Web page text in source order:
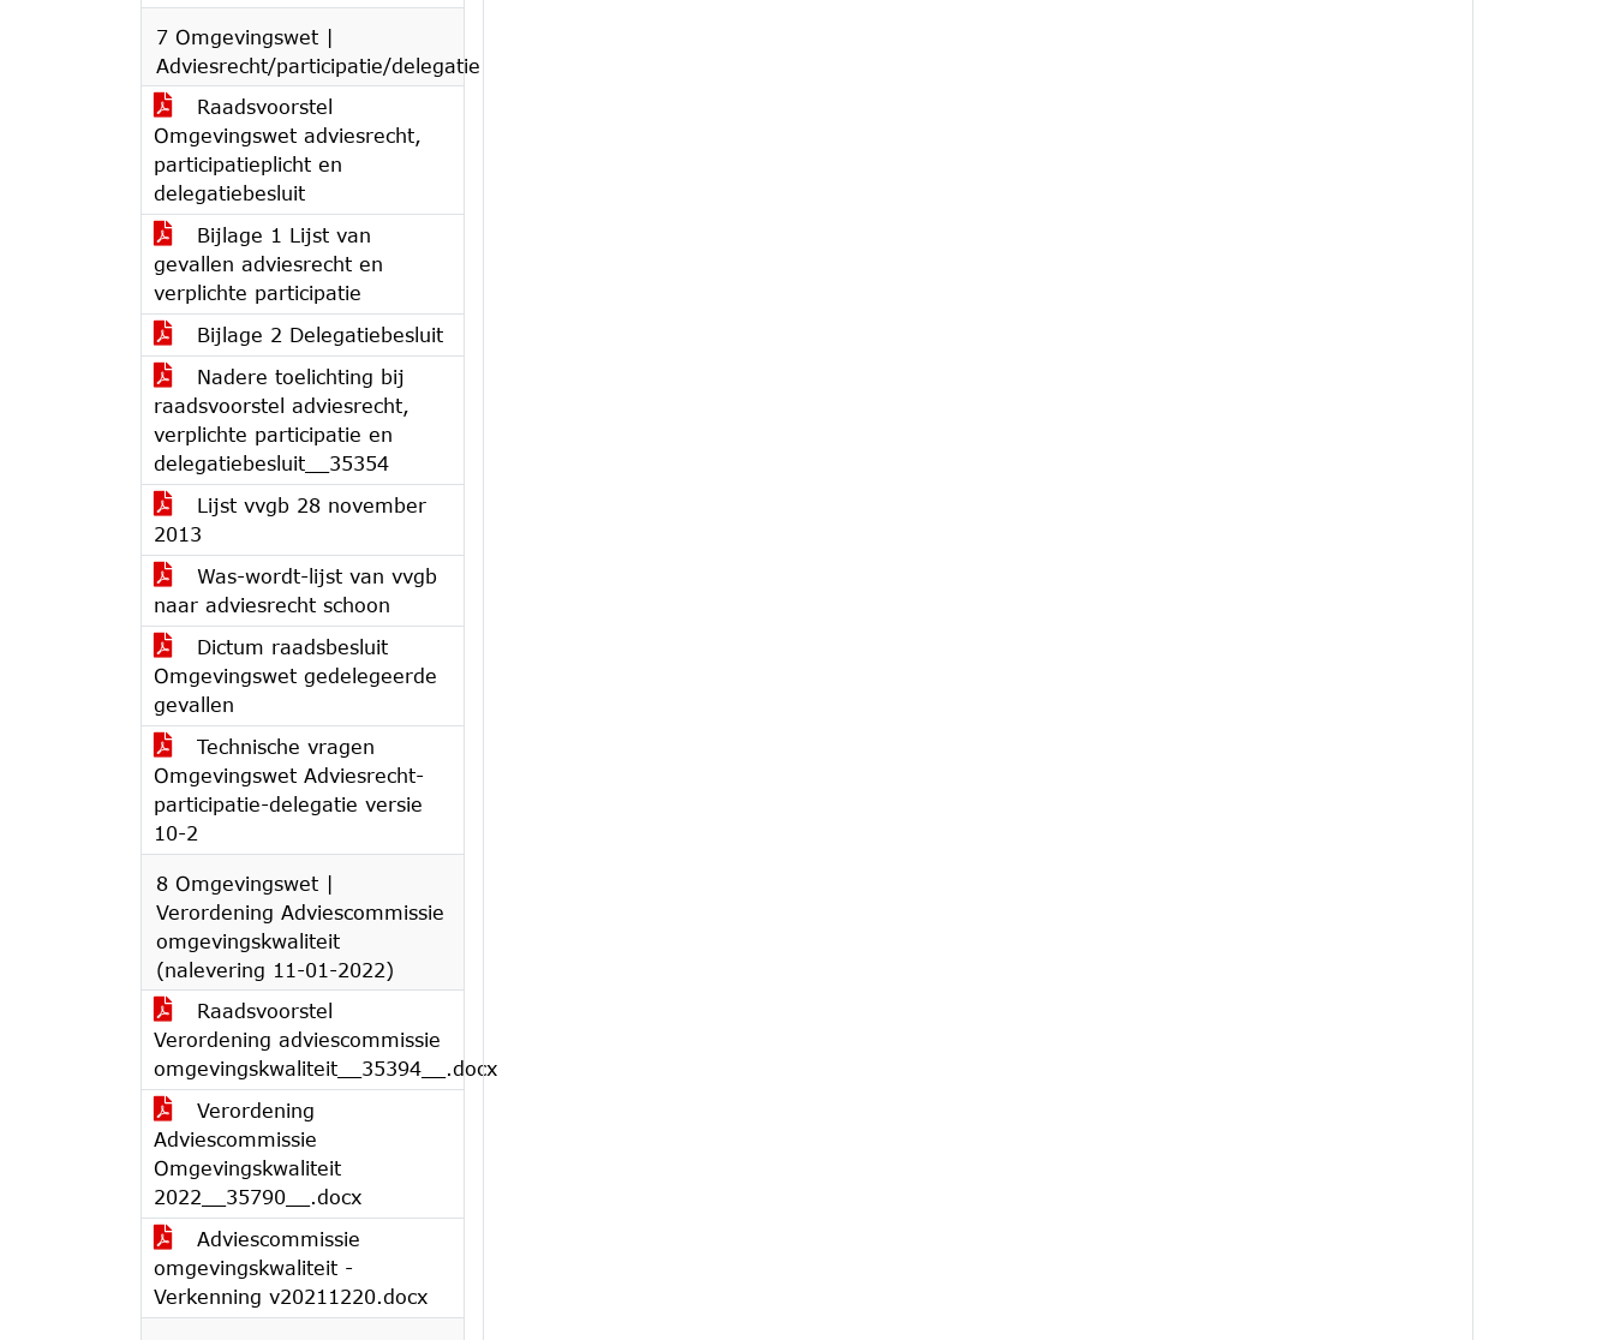
7 Omgevingswet |
Adviesrecht/participatie/delegatie
Raadsvoorstel
Omgevingswet adviesrecht,
participatieplicht en
delegatiebesluit
Bijlage 1 Lijst van
gevallen adviesrecht en
verplichte participatie
Bijlage 2 Delegatiebesluit
Nadere toelichting bij
raadsvoorstel adviesrecht,
verplichte participatie en
delegatiebesluit__35354
Lijst vvgb 28 november
2013
Was-wordt-lijst van vvgb
naar adviesrecht schoon
Dictum raadsbesluit
Omgevingswet gedelegeerde
gevallen
Technische vragen
Omgevingswet Adviesrecht-
participatie-delegatie versie
10-2
8 Omgevingswet |
Verordening Adviescommissie
omgevingskwaliteit
(nalevering 11-01-2022)
Raadsvoorstel
Verordening adviescommissie
omgevingskwaliteit__35394__.docx
Verordening
Adviescommissie
Omgevingskwaliteit
2022__35790__.docx
Adviescommissie
omgevingskwaliteit -
Verkenning v20211220.docx